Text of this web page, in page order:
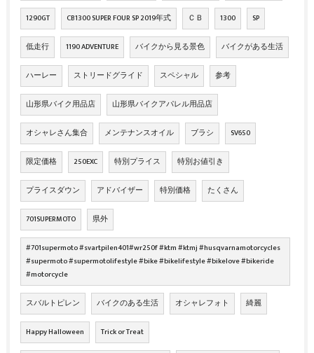
1290GT CB1300 SUPER FOUR SP 2019年式 ＣＢ 1300 SP
低走行 1190 ADVENTURE バイクから見る景色 バイクがある生活
ハーレー ストリードグライド スペシャル 参考
山形県バイク用品店 山形県バイクアパレル用品店
オシャレさん集合 メンテナンスオイル ブラシ SV650
限定価格 250EXC 特別プライス 特別お値引き
プライスダウン アドバイザー 特別価格 たくさん
701SUPERMOTO 県外
#701supermoto #svartpilen401#wr250f #ktm #ktmj #husqvarnamotorcycles
#supermoto #supermotolifestyle #bike #bikelifestyle #bikelove #bikeride
#motorcycle
スバルトピレン バイクのある生活 オシャレフォト 綺麗
Happy Halloween Trick or Treat